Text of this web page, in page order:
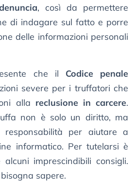
, così da permettere
di indagare sul fatto e porre
delle informazioni personali
che il Codice penale
severe per i truffatori che
alla reclusione in carcere.
non è solo un diritto, ma
per aiutare a
informatico. Per tutelarsi è
alcuni imprescindibili consigli.
sapere.